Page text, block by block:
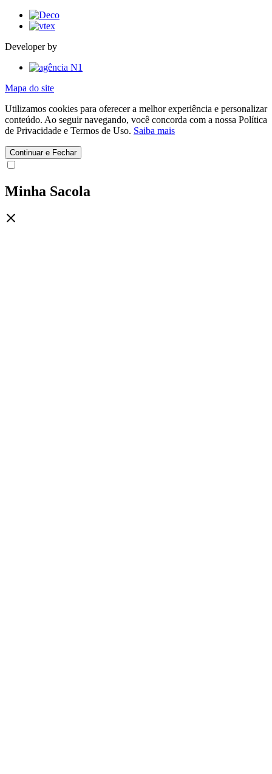
Developer by
Mapa do site
Utilizamos cookies para oferecer a melhor experiência e personalizar
conteúdo. Ao seguir navegando, você concorda com a nossa Política
de Privacidade e Termos de Uso. Saiba mais
Continuar e Fechar
Minha Sacola